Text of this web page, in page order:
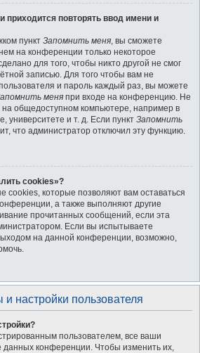
приходится повторять ввод имени и
пункт Запомнить меня, вы сможете
на конференции только некоторое
для того, чтобы никто другой не смог
записью. Для того чтобы вам не
и пароль каждый раз, вы можете
меня при входе на конференцию. Не
на общедоступном компьютере, например в
университете и т. д. Если пункт Запомнить
что администратор отключил эту функцию.
cookies»?
cookies, которые позволяют вам оставаться
а также выполняют другие
прочитанных сообщений, если эта
Если вы испытываете
на данной конференции, возможно,
настройки пользователя
пользователем, все ваши
данных конференции. Чтобы изменить их,